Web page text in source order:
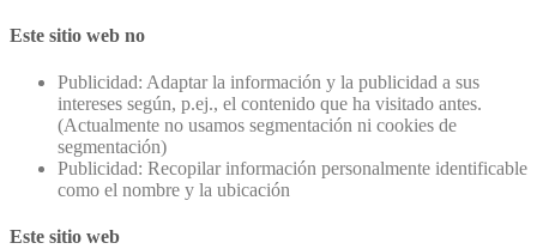
Este sitio web no
Publicidad: Adaptar la información y la publicidad a sus
intereses según, p.ej., el contenido que ha visitado antes.
(Actualmente no usamos segmentación ni cookies de
segmentación)
Publicidad: Recopilar información personalmente identificable
como el nombre y la ubicación
Este sitio web